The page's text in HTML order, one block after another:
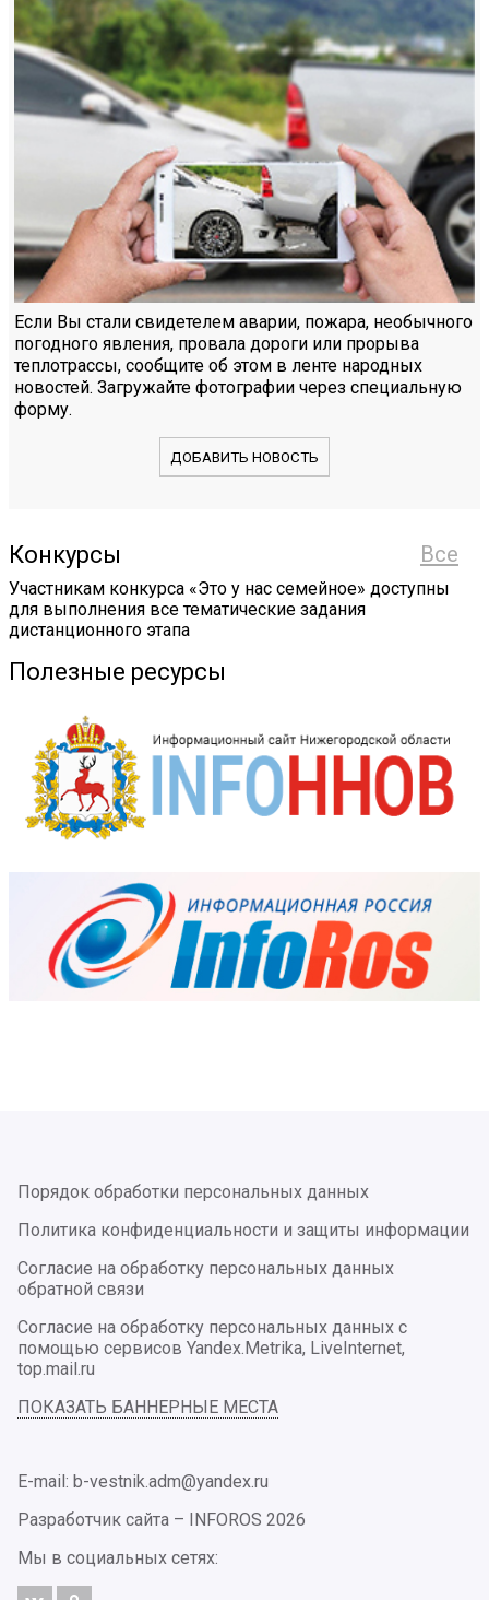
Если Вы стали свидетелем аварии, пожара, необычного
погодного явления, провала дороги или прорыва
теплотрассы, сообщите об этом в ленте народных
новостей. Загружайте фотографии через специальную
форму.
ДОБАВИТЬ НОВОСТЬ
Все
Конкурсы
Участникам конкурса «Это у нас семейное» доступны
для выполнения все тематические задания
дистанционного этапа
Полезные ресурсы
Порядок обработки персональных данных
Политика конфиденциальности и защиты информации
Согласие на обработку персональных данных
обратной связи
Согласие на обработку персональных данных с
помощью сервисов Yandex.Metrika, LiveInternet,
top.mail.ru
ПОКАЗАТЬ БАННЕРНЫЕ МЕСТА
E-mail: b-vestnik.adm@yandex.ru
Разработчик сайта – INFOROS 2026
Мы в социальных сетях: